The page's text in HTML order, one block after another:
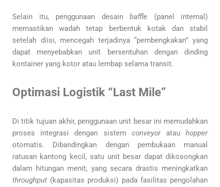
Selain itu, penggunaan desain baffle (panel internal)
memastikan wadah tetap berbentuk kotak dan stabil
setelah diisi, mencegah terjadinya “pembengkakan” yang
dapat menyebabkan unit bersentuhan dengan dinding
kontainer yang kotor atau lembap selama transit.
Optimasi Logistik “Last Mile”
Di titik tujuan akhir, penggunaan unit besar ini memudahkan
proses integrasi dengan sistem conveyoratauhopper
otomatis. Dibandingkan dengan pembukaan manual
ratusan kantong kecil, satu unit besar dapat dikosongkan
dalam hitungan menit, yang secara drastis meningkatkan
throughput (kapasitas produksi) pada fasilitas pengolahan